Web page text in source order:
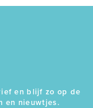
en blijf zo op de
en nieuwtjes.